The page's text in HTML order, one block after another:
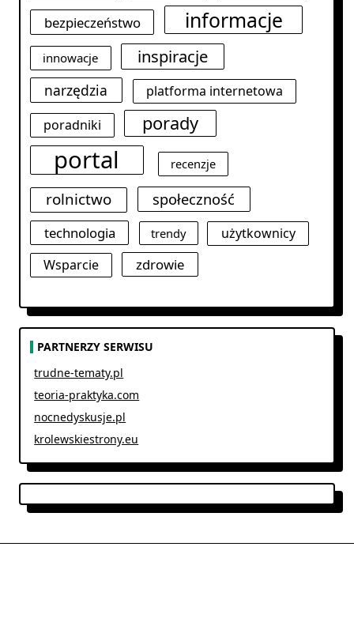
bezpieczeństwo informacje
innowacje inspiracje
narzędzia
platforma internetowa
poradniki
porady
portal recenzje
rolnictwo społeczność
technologia trendy
użytkownicy
Wsparcie
zdrowie
PARTNERZY SERWISU
trudne-tematy.pl
teoria-praktyka.com
nocnedyskusje.pl
krolewskiestrony.eu